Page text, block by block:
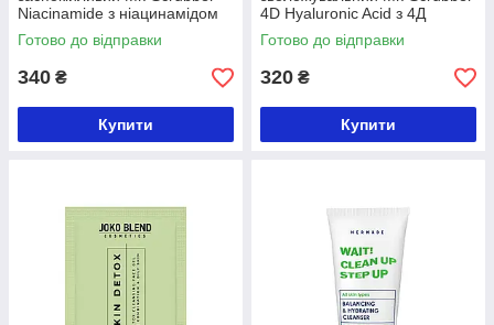
Niacinamide з ніацинамідом
200 ml
Готово до відправки
340 ₴
Купити
4D Hyaluronic Acid з 4Д
гіалуроновою кислотою 150
мл
Готово до відправки
320 ₴
Купити